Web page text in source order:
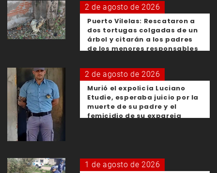
2 de agosto de 2026
Puerto Vilelas: Rescataron a
dos tortugas colgadas de un
árbol y citarán a los padres
de los menores responsables
2 de agosto de 2026
Murió el expolicía Luciano
Etudie, esperaba juicio por la
muerte de su padre y el
femicidio de su expareja
1 de agosto de 2026